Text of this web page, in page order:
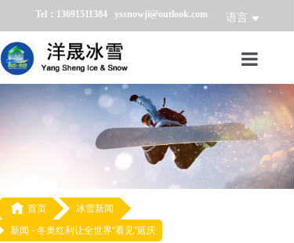
Tel：13691511384 yssnowji@outlook.com 语言
首页
冰雪产品
冰雪业务
 首页
冰雪新闻
新闻 - 冬奥红利让全世界“看见”延庆